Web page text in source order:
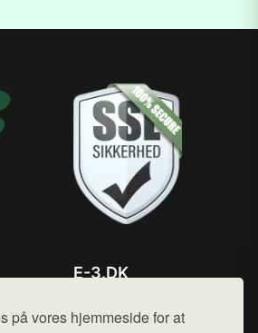
på vores hjemmeside for at
E-3.DK